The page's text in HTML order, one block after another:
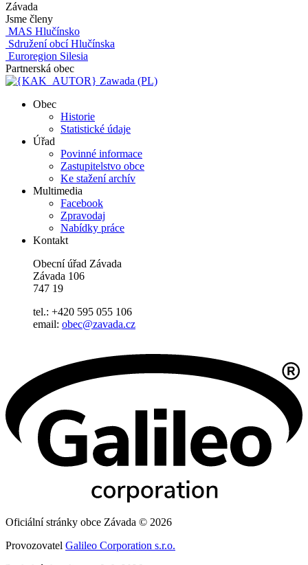
Závada
Jsme členy
MAS Hlučínsko
Sdružení obcí Hlučínska
Euroregion Silesia
Partnerská obec
Zawada (PL)
Obec
Historie
Statistické údaje
Úřad
Povinné informace
Zastupitelstvo obce
Ke stažení archív
Multimedia
Facebook
Zpravodaj
Nabídky práce
Kontakt
Obecní úřad Závada
Závada 106
747 19
tel.: +420 595 055 106
email: obec@zavada.cz
Oficiální stránky obce Závada © 2026
Provozovatel Galileo Corporation s.r.o.